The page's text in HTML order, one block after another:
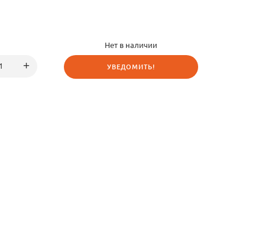
Нет в наличии
УВЕДОМИТЬ!